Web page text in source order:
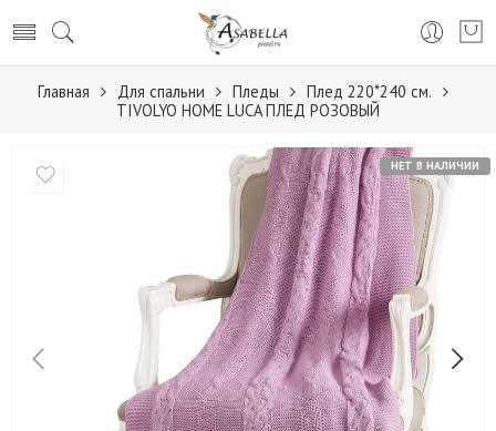
Главная Для спальни Пледы
Плед 220*240 см.
TIVOLYO HOME LUCA ПЛЕД РОЗОВЫЙ
НЕТ В НАЛИЧИИ